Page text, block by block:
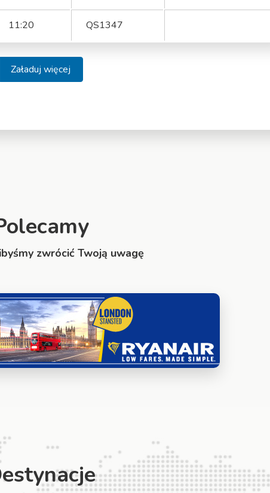
11:20 QS1347
Załaduj więcej
zwrócić Twoją uwagę